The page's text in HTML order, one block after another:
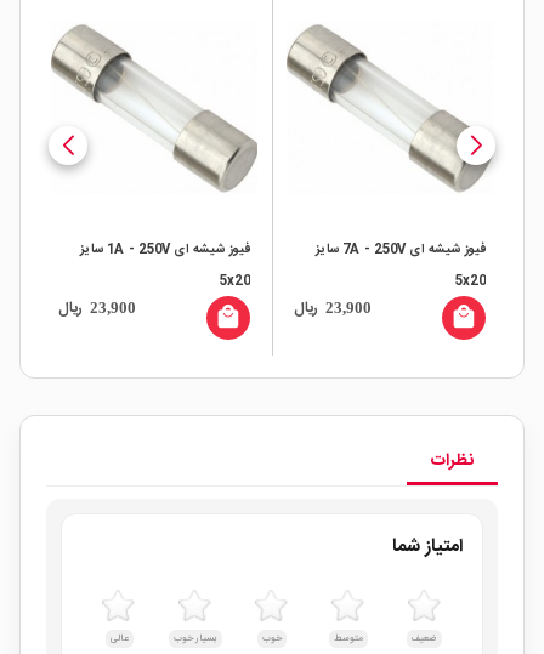
فیوز شیشه ای 7A - 250V سایز
5x20
23,900 ریال local_mall
فیوز شیشه ای 1A - 250V سایز
5x20
23,900 ریال local_mall
نظرات
امتیاز شما
ضعیف متوسط خوب بسیار خوب عالی